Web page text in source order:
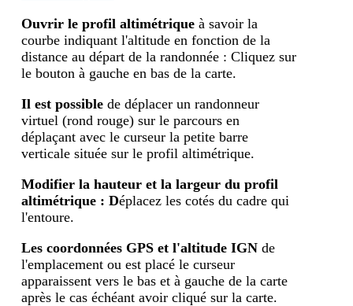
Ouvrir le profil altimétrique à savoir la
courbe indiquant l'altitude en fonction de la
distance au départ de la randonnée : Cliquez sur
le bouton à gauche en bas de la carte.
Il est possible de déplacer un randonneur
virtuel (rond rouge) sur le parcours en
déplaçant avec le curseur la petite barre
verticale située sur le profil altimétrique.
Modifier la hauteur et la largeur du profil
altimétrique : Déplacez les cotés du cadre qui
l'entoure.
Les coordonnées GPS et l'altitude IGN de
l'emplacement ou est placé le curseur
apparaissent vers le bas et à gauche de la carte
après le cas échéant avoir cliqué sur la carte.